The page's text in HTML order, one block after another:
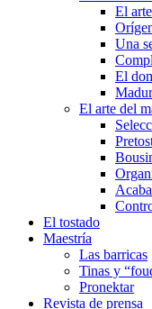
El
Una
El
El arte del
El tostado
Maestría
Las barricas
Tinas y
Pronektar
Revista de prensa